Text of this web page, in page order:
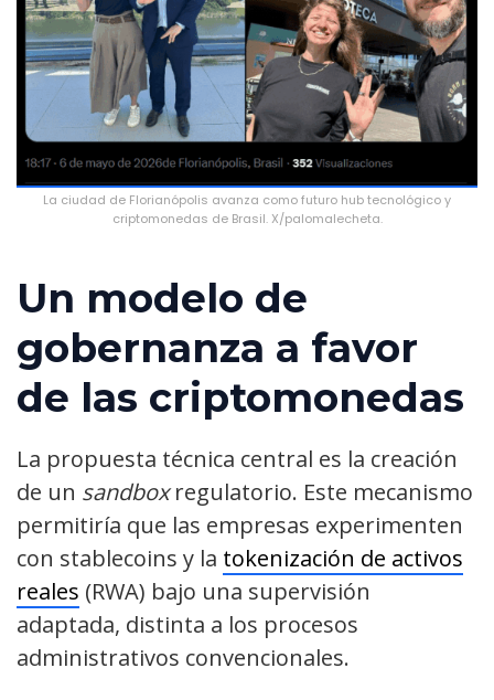
La ciudad de Florianópolis avanza como futuro hub tecnológico y
criptomonedas de Brasil. X/palomalecheta.
Un modelo de
gobernanza a favor
de las criptomonedas
La propuesta técnica central es la creación
de un sandboxregulatorio. Este mecanismo
permitiría que las empresas experimenten
con stablecoins y la tokenización de activos
reales (RWA) bajo una supervisión
adaptada, distinta a los procesos
administrativos convencionales.